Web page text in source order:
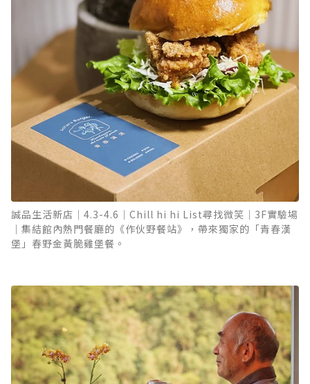
誠品生活新店｜4.3-4.6｜Chill hi hi List尋找微笑｜3F實驗場
｜集結館內熱門餐廳的《作伙野餐站》，帶來獨家的「青春漢
堡」春野金黃脆雞堡餐。